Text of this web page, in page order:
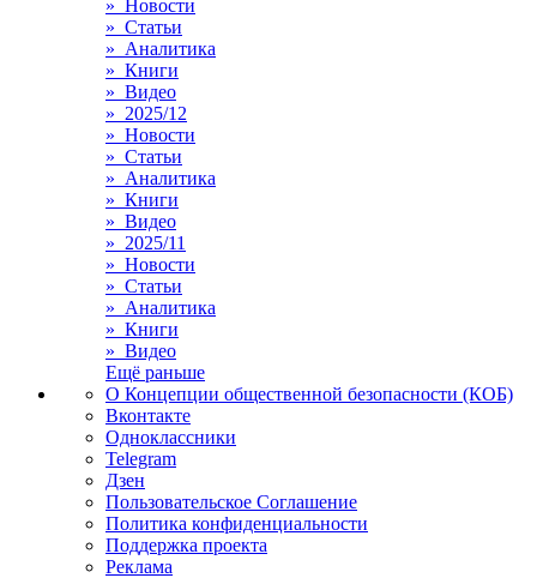
» Новости
» Статьи
» Аналитика
» Книги
» Видео
» 2025/12
» Новости
» Статьи
» Аналитика
» Книги
» Видео
» 2025/11
» Новости
» Статьи
» Аналитика
» Книги
» Видео
Ещё раньше
О Концепции общественной безопасности (КОБ)
Вконтакте
Одноклассники
Telegram
Дзен
Пользовательское Соглашение
Политика конфиденциальности
Поддержка проекта
Реклама